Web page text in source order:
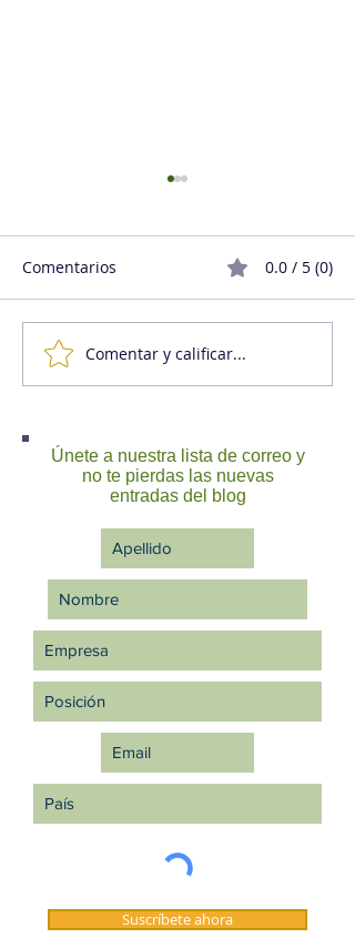
Lo imprescindible de
hacerse prescindible
Comentarios 0.0 / 5 (0)
Comentar y calificar...
Únete a nuestra lista de correo y
no te pierdas las nuevas
entradas del blog
Suscríbete ahora